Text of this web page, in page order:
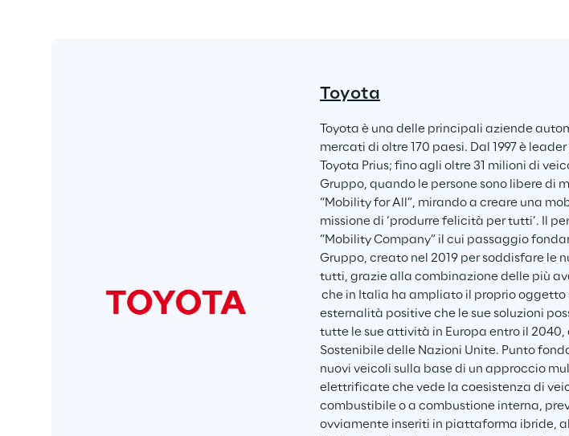
Toyota
Toyota è una delle principali aziende
mercati di oltre 170 paesi. Dal 1997 è
Toyota Prius; fino agli oltre 31 milioni di
Gruppo, quando le persone sono libere di
“Mobility for All”, mirando a creare una
missione di ‘produrre felicità per tutti’. Il
“Mobility Company” il cui passaggio
Gruppo, creato nel 2019 per soddisfare le
tutti, grazie alla combinazione delle più
che in Italia ha ampliato il proprio
esternalità positive che le sue soluzioni
tutte le sue attività in Europa entro il
Sostenibile delle Nazioni Unite. Punto
nuovi veicoli sulla base di un approccio
elettrificate che vede la coesistenza di
combustibile o a combustione interna,
ovviamente inseriti in piattaforma ibride,